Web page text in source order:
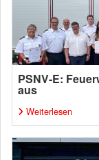
PSNV-E:
aus
Weiterlesen